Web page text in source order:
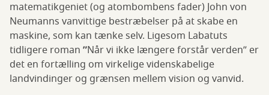
matematikgeniet (og atombombens fader) John von
Neumanns vanvittige bestræbelser på at skabe en
maskine, som kan tænke selv. Ligesom Labatuts
tidligere roman ”Når vi ikke længere forstår verden” er
det en fortælling om virkelige videnskabelige
landvindinger og grænsen mellem vision og vanvid.